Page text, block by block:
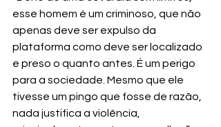
esse homem é um criminoso, que não
apenas deve ser expulso da
plataforma como deve ser localizado
e preso o quanto antes. É um perigo
para a sociedade. Mesmo que ele
tivesse um pingo que fosse de razão,
nada justifica a violência,